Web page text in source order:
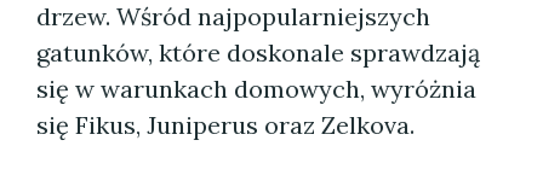
drzew. Wśród najpopularniejszych
gatunków, które doskonale sprawdzają
się w warunkach domowych, wyróżnia
się Fikus, Juniperus oraz Zelkova.